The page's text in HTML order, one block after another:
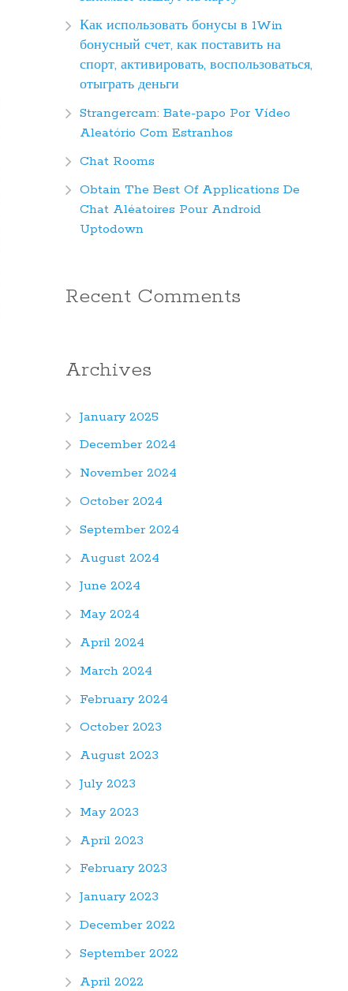
Как использовать бонусы в 1Win
бонусный счет, как поставить на
спорт, активировать, воспользоваться,
отыграть деньги
Strangercam: Bate-papo Por Vídeo
Aleatório Com Estranhos
Chat Rooms
Obtain The Best Of Applications De
Chat Aléatoires Pour Android
Uptodown
Recent Comments
Archives
January 2025
December 2024
November 2024
October 2024
September 2024
August 2024
June 2024
May 2024
April 2024
March 2024
February 2024
October 2023
August 2023
July 2023
May 2023
April 2023
February 2023
January 2023
December 2022
September 2022
April 2022